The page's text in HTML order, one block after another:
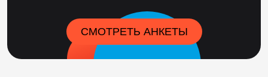
СМОТРЕТЬ АНКЕТЫ